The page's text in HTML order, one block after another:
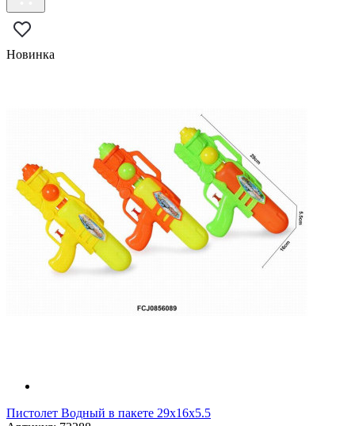
Новинка
Пистолет Водный в пакете 29х16х5.5